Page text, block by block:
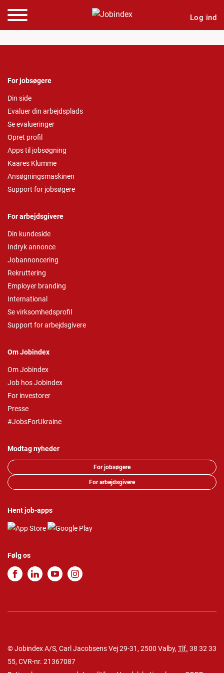
Log ind
For jobsøgere
Din side
Evaluer din arbejdsplads
Se evalueringer
Opret profil
Apps til jobsøgning
Kaares Klumme
Ansøgningsmaskinen
Support for jobsøgere
For arbejdsgivere
Din kundeside
Indryk annonce
Jobannoncering
Rekruttering
Employer branding
International
Se virksomhedsprofil
Support for arbejdsgivere
Om Jobindex
Om Jobindex
Job hos Jobindex
For investorer
Presse
#JobsForUkraine
Modtag nyheder
For jobsøgere
For arbejdsgivere
Hent job-apps
Følg os
© Jobindex A/S, Carl Jacobsens Vej 29-31, 2500 Valby, Tlf. 38 32 33
55, CVR-nr. 21367087